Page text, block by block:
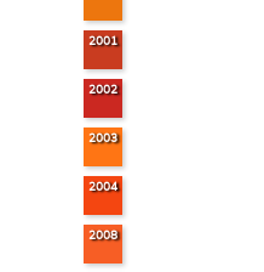
2001
2002
2003
2004
2008